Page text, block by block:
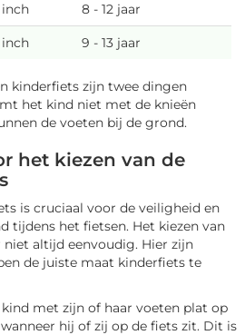
8 - 12 jaar
9 - 13 jaar
kinderfiets zijn twee dingen
het kind niet met de knieën
de voeten bij de grond.
het kiezen van de
is cruciaal voor de veiligheid en
tijdens het fietsen. Het kiezen van
altijd eenvoudig. Hier zijn
de juiste maat kinderfiets te
met zijn of haar voeten plat op
hij of zij op de fiets zit. Dit is